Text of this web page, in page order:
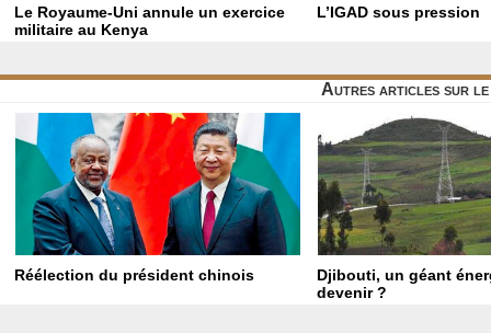
Le Royaume-Uni annule un exercice
militaire au Kenya
L’IGAD sous pression
Autres articles sur le
Réélection du président chinois
Djibouti, un géant
devenir ?